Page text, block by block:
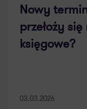
Nowy
przełoży
księgowe?
03.03.2026